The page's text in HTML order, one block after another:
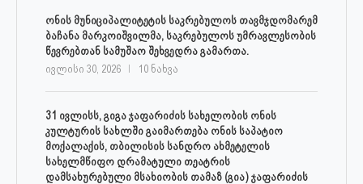
ონის მუნიციპალიტეტის საკრებულოს თავმჯდომარემ
ბაჩანა მარკოიშვილმა, საკრებულოს უმრავლესობის
წევრებთან სამუშაო შეხვედრა გამართა.
ივლისი 30, 2026 10 ნახვა
31 ივლისს, გიგა ჯაფარიძის სახელობის ონის
კულტურის სახლში გაიმართება ონის საპატიო
მოქალაქის, თბილისის სანდრო ახმეტელის
სახელმწიფო დრამატული თეატრის
დამსახურებული მსახიობის თამაზ (გია) ჯაფარიძის